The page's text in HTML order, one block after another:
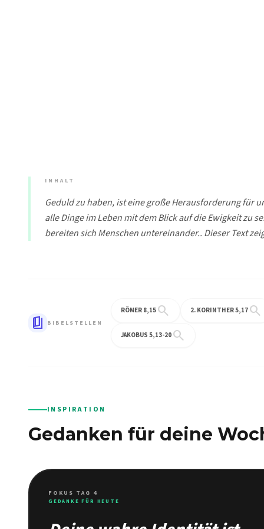
INHALT
Geduld zu haben, ist eine große Herausforderung für
alle Dinge im Leben mit dem Blick auf die Ewigkeit zu
bereiten sich Menschen untereinander.. Dieser Text
book_5 BIBELSTELLEN
RÖMER 8,15 search 2. KORINTHER 5,17 search
JAKOBUS 5,13-20 search
INSPIRATION
Gedanken für deine
FOKUS TAG 4
GEDANKE FÜR HEUTE